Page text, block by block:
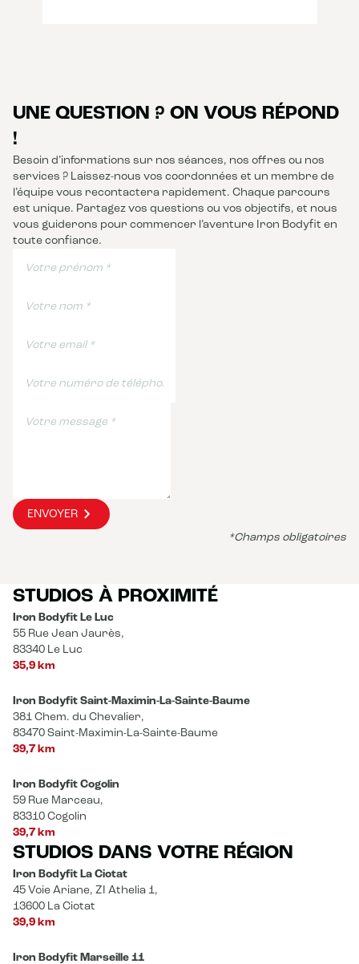
UNE QUESTION ? ON VOUS RÉPOND
!
Besoin d’informations sur nos séances, nos offres ou nos
services ? Laissez-nous vos coordonnées et un membre de
l’équipe vous recontactera rapidement. Chaque parcours
est unique. Partagez vos questions ou vos objectifs, et nous
vous guiderons pour commencer l’aventure Iron Bodyfit en
toute confiance.
ENVOYER
*Champs obligatoires
STUDIOS À PROXIMITÉ
Iron Bodyfit Le Luc
55 Rue Jean Jaurès,
83340 Le Luc
35,9 km
Iron Bodyfit Saint-Maximin-La-Sainte-Baume
381 Chem. du Chevalier,
83470 Saint-Maximin-La-Sainte-Baume
39,7 km
Iron Bodyfit Cogolin
59 Rue Marceau,
83310 Cogolin
39,7 km
STUDIOS DANS VOTRE RÉGION
Iron Bodyfit La Ciotat
45 Voie Ariane, ZI Athelia 1,
13600 La Ciotat
39,9 km
Iron Bodyfit Marseille 11